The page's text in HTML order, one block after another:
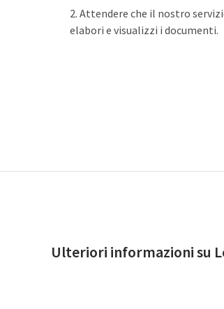
Attendere che il nostro
elabori e visualizzi i documenti.
Ulteriori informazioni su